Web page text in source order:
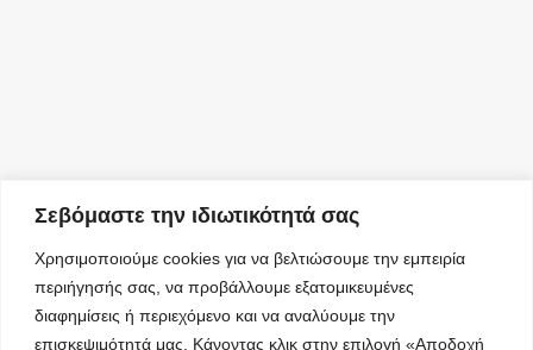
Σεβόμαστε την ιδιωτικότητά σας
Χρησιμοποιούμε cookies για να βελτιώσουμε την εμπειρία
περιήγησής σας, να προβάλλουμε εξατομικευμένες
διαφημίσεις ή περιεχόμενο και να αναλύουμε την
επισκεψιμότητά μας. Κάνοντας κλικ στην επιλογή «Αποδοχή